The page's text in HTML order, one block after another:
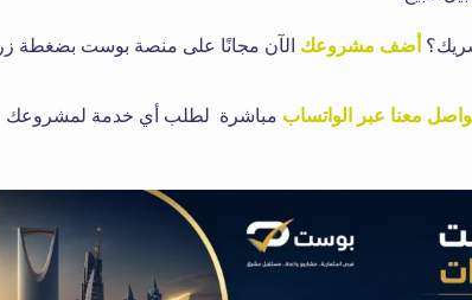
أضف مشروعك الآن مجانًا على منصة بوست بضغطة زر
معنا عبر الواتساب مباشرة لطلب أي خدمة لمشروعك